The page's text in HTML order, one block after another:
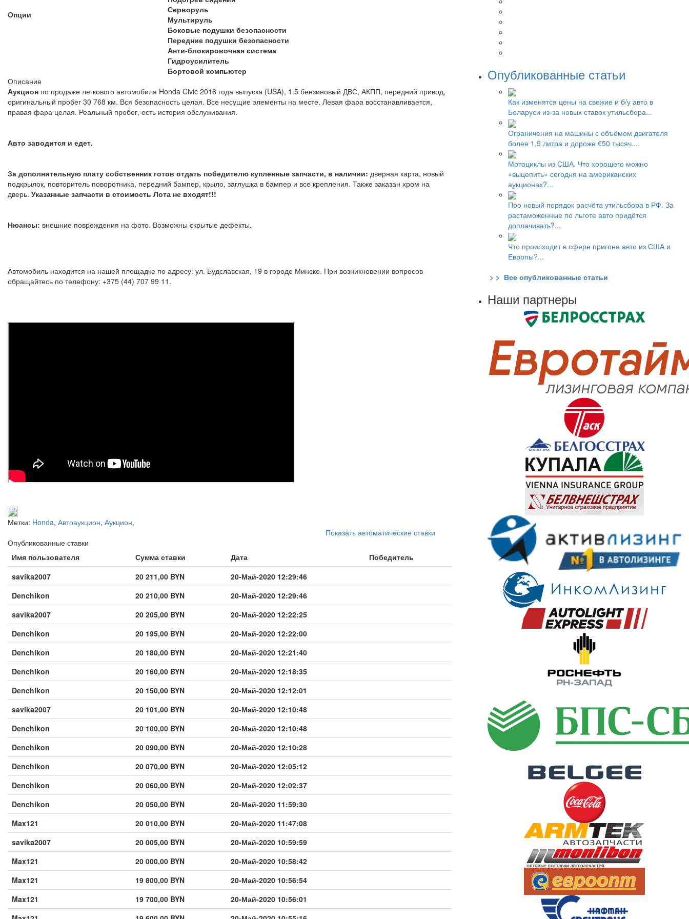
Опции
Серворуль
Мультируль
Боковые подушки безопасности
Передние подушки безопасности
Анти-блокировочная система
Гидроусилитель
Бортовой компьютер
Описание
Аукцион по продаже легкового автомобиля Honda Civic 2016 года выпуска (USA), 1.5 бензиновый ДВС, АКПП, передний привод,
оригинальный пробег 30 768 км. Вся безопасность целая. Все несущие элементы на месте. Левая фара восстанавливается,
правая фара целая. Реальный пробег, есть история обслуживания.
Авто заводится и едет.
За дополнительную плату собственник готов отдать победителю купленные запчасти, в наличии: дверная карта, новый
подкрылок, повторитель поворотника, передний бампер, крыло, заглушка в бампер и все крепления. Также заказан хром на
дверь. Указанные запчасти в стоимость Лота не входят!!!
Нюансы: внешние повреждения на фото. Возможны скрытые дефекты.
Автомобиль находится на нашей площадке по адресу: ул. Будславская, 19 в городе Минске. При возникновении вопросов
обращайтесь по телефону: +375 (44) 707 99 11.
Метки: Honda, Автоаукцион, Аукцион,
Показать автоматические ставки
Опубликованные ставки
Имя пользователя
Сумма ставки Дата
Победитель
savika2007
20 211,00 BYN
20-Май-2020 12:29:46
Denchikon
20 210,00 BYN
20-Май-2020 12:29:46
savika2007
20 205,00 BYN
20-Май-2020 12:22:25
Denchikon
20 195,00 BYN
20-Май-2020 12:22:00
Denchikon
20 180,00 BYN
20-Май-2020 12:21:40
Denchikon
20 160,00 BYN
20-Май-2020 12:18:35
Denchikon
20 150,00 BYN
20-Май-2020 12:12:01
savika2007
20 101,00 BYN
20-Май-2020 12:10:48
Denchikon
20 100,00 BYN
20-Май-2020 12:10:48
Denchikon
20 090,00 BYN
20-Май-2020 12:10:28
Denchikon
20 070,00 BYN
20-Май-2020 12:05:12
Denchikon
20 060,00 BYN
20-Май-2020 12:02:37
Denchikon
20 050,00 BYN
20-Май-2020 11:59:30
Max121
20 010,00 BYN
20-Май-2020 11:47:08
savika2007
20 005,00 BYN
20-Май-2020 10:59:59
Max121
20 000,00 BYN
20-Май-2020 10:58:42
Max121
19 800,00 BYN
20-Май-2020 10:56:54
Max121
19 700,00 BYN
20-Май-2020 10:56:01
Опубликованные статьи
Как изменятся цены на свежие и б/у авто в
Беларуси из-за новых ставок утильсбора...
Ограничения на машины с объёмом двигателя
более 1,9 литра и дороже €50 тысяч....
Мотоциклы из США. Что хорошего можно
«выцепить» сегодня на американских
аукционах?...
Про новый порядок расчёта утильсбора в РФ. За
растаможенные по льготе авто придётся
доплачивать?...
Что происходит в сфере пригона авто из США и
Европы?...
> > Все опубликованные статьи
Наши партнеры